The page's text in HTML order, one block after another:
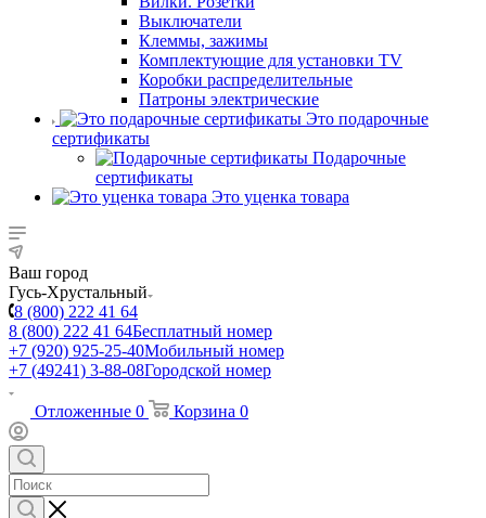
Выключатели
Клеммы, зажимы
Комплектующие для установки TV
Коробки распределительные
Патроны электрические
Это подарочные
сертификаты
Подарочные
сертификаты
Это уценка товара
Ваш город
Гусь-Хрустальный
8 (800) 222 41 64
8 (800) 222 41 64Бесплатный номер
+7 (920) 925-25-40Мобильный номер
+7 (49241) 3-88-08Городской номер
Отложенные 0 Корзина 0